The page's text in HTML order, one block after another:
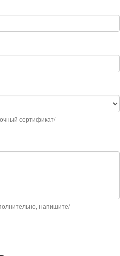
сертификат/
напишите/